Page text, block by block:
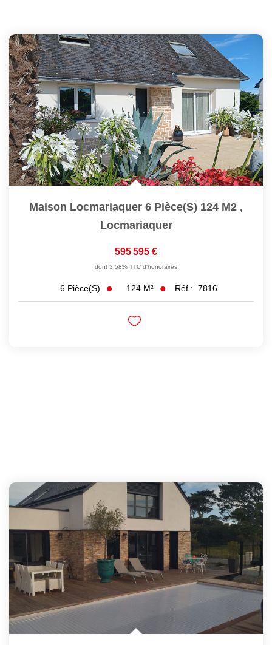
Maison Locmariaquer 6 Pièce(s) 124 M2 ,
Locmariaquer
595 595 €
dont 3,58% TTC d'honoraires
6 Pièce(s) 124 M² Réf : 7816